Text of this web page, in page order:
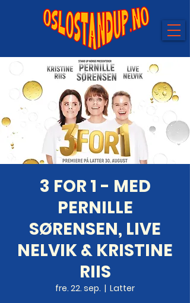
3 FOR 1 - MED
PERNILLE
SØRENSEN, LIVE
NELVIK & KRISTINE
RIIS
fre. 22. sep.
  |
Latter